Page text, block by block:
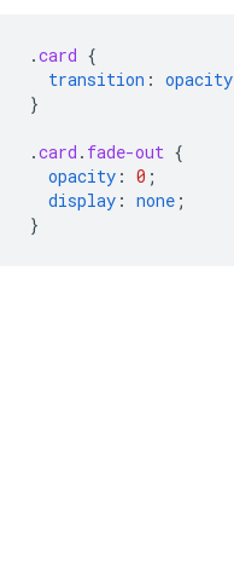
.card {
transition : opacity
}
.card . fade-out {
opacity : 0 ;
display : none ;
}